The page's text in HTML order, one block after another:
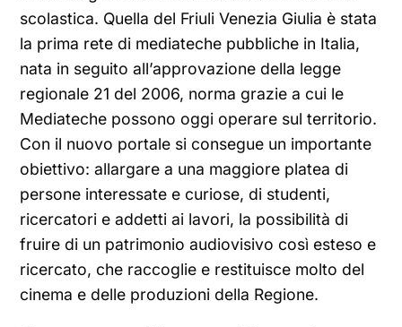
scolastica. Quella del Friuli Venezia Giulia è stata
la prima rete di mediateche pubbliche in Italia,
nata in seguito all’approvazione della legge
regionale 21 del 2006, norma grazie a cui le
Mediateche possono oggi operare sul territorio.
Con il nuovo portale si consegue un importante
obiettivo: allargare a una maggiore platea di
persone interessate e curiose, di studenti,
ricercatori e addetti ai lavori, la possibilità di
fruire di un patrimonio audiovisivo così esteso e
ricercato, che raccoglie e restituisce molto del
cinema e delle produzioni della Regione.